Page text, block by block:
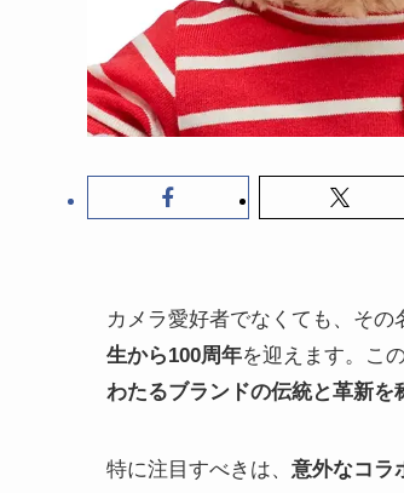
カメラ愛好者でなくても、その
生から100周年を迎えます。こ
わたるブランドの伝統と革新を
特に注目すべきは、 意外なコラ